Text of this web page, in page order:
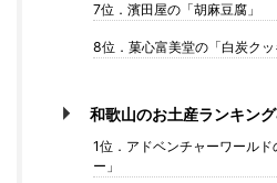
7位．濱田屋の「胡麻豆腐」
8位．菓心富美堂の「白炭クッ
和歌山のお土産ランキング
1位．アドベンチャーワール
ー」